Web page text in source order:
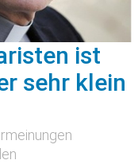
ist
sehr klein